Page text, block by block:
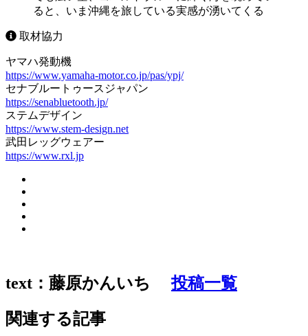
ると、いま沖縄を旅している実感が湧いてくる
取材協力
ヤマハ発動機
https://www.yamaha-motor.co.jp/pas/ypj/
セナブルートゥースジャパン
https://senabluetooth.jp/
ステムデザイン
https://www.stem-design.net
武田レッグウェアー
https://www.rxl.jp
text：藤原かんいち投稿一覧
関連する記事